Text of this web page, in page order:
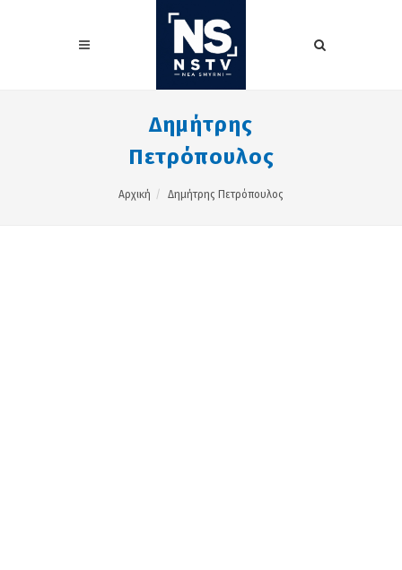
Δημήτρης
Πετρόπουλος
Αρχική Δημήτρης Πετρόπουλος